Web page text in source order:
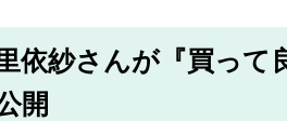
依紗さんが『買って
開